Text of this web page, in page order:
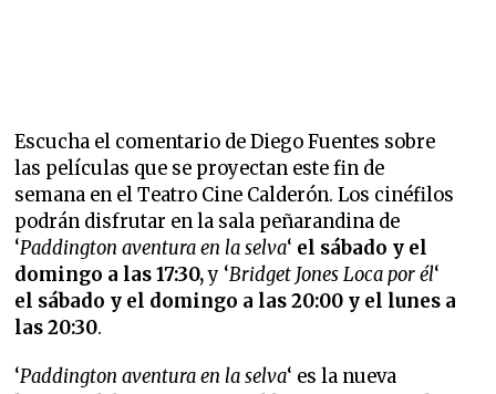
Escucha el comentario de Diego Fuentes sobre
las películas que se proyectan este fin de
semana en el Teatro Cine Calderón. Los cinéfilos
podrán disfrutar en la sala peñarandina de
‘Paddington aventura en la selva‘ el sábado y el
domingo a las 17:30,y ‘Bridget Jones Loca por él‘
el sábado y el domingo a las 20:00 y el lunes a
las 20:30.
‘Paddington aventura en la selva‘ es la nueva